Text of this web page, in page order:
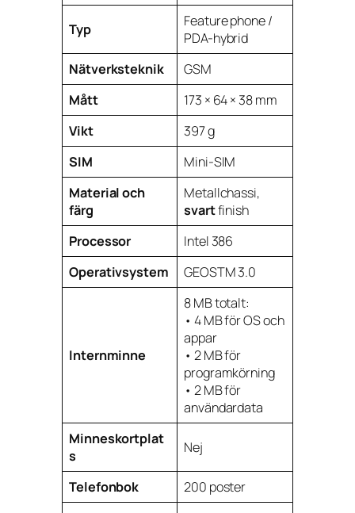
Typ
Feature phone /
PDA-hybrid
Nätverksteknik
GSM
Mått
173 × 64 × 38 mm
Vikt
397 g
SIM
Mini-SIM
Material och
färg
Metallchassi,
svartfinish
Processor
Intel 386
Operativsystem
GEOSTM 3.0
Internminne
8 MB totalt:
• 4 MB för OS och
appar
• 2 MB för
programkörning
• 2 MB för
användardata
Minneskortplat
s
Nej
Telefonbok 200 poster